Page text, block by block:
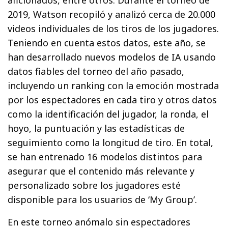
2019, Watson recopiló y analizó cerca de 20.000
videos individuales de los tiros de los jugadores.
Teniendo en cuenta estos datos, este año, se
han desarrollado nuevos modelos de IA usando
datos fiables del torneo del año pasado,
incluyendo un ranking con la emoción mostrada
por los espectadores en cada tiro y otros datos
como la identificación del jugador, la ronda, el
hoyo, la puntuación y las estadísticas de
seguimiento como la longitud de tiro. En total,
se han entrenado 16 modelos distintos para
asegurar que el contenido más relevante y
personalizado sobre los jugadores esté
disponible para los usuarios de ‘My Group’.
En este torneo anómalo sin espectadores